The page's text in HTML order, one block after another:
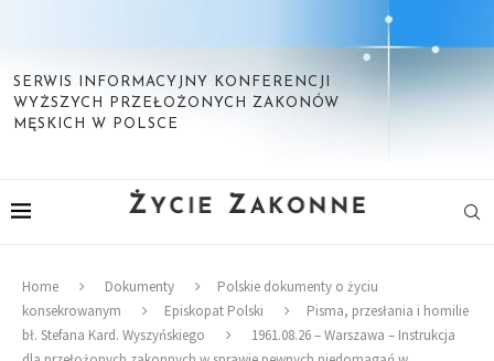
SERWIS INFORMACYJNY KONFERENCJI
WYŻSZYCH PRZEŁOŻONYCH ZAKONÓW
MĘSKICH W POLSCE
Home Dokumenty
Polskie dokumenty o życiu
konsekrowanym
Episkopat Polski
Pisma, przesłania i homilie
bł. Stefana Kard. Wyszyńskiego
1961.08.26 – Warszawa – Instrukcja